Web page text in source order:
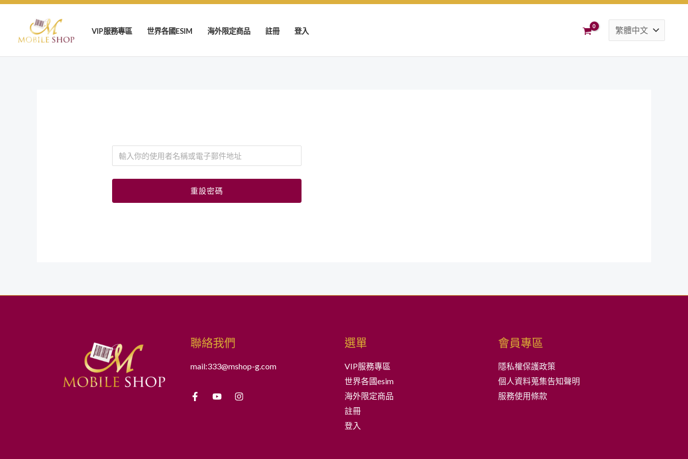
跳
VIP服務專區 世界各國ESIM 海外限定商品 註冊 登入
聯絡我們
mail:333@mshop-g.com
選單
VIP服務專區
世界各國esim
海外限定商品
註冊
登入
會員專區
隱私權保護政策
個人資料蒐集告知聲明
服務使用條款